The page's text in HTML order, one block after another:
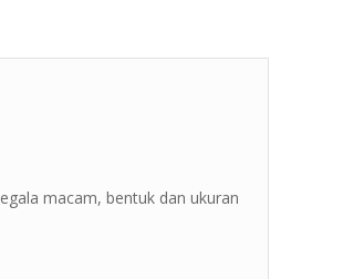
macam, bentuk dan ukuran